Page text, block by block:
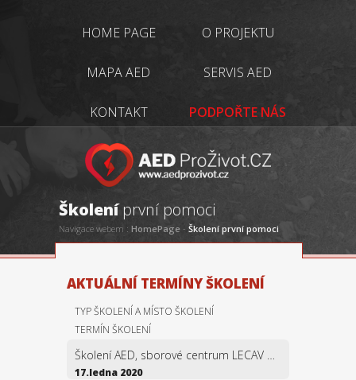
HOME PAGE O PROJEKTU
MAPA AED SERVIS AED
KONTAKT PODPOŘTE NÁS
Navigace webem : HomePage - Školení první pomoci
Školeníprvní pomoci
AKTUÁLNÍ TERMÍNY ŠKOLENÍ
TERMÍN ŠKOLENÍ
TYP ŠKOLENÍ A MÍSTO ŠKOLENÍ
17.ledna 2020
Školení AED, sborové centrum LECAV Bystřice